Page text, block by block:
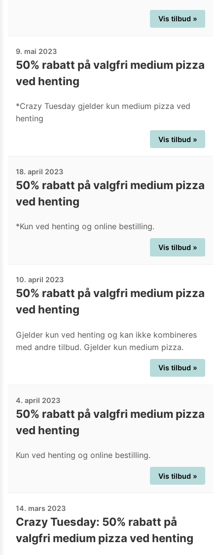
Vis tilbud »
9. mai 2023
50% rabatt på valgfri medium pizza
ved henting
*Crazy Tuesday gjelder kun medium pizza ved
henting
Vis tilbud »
18. april 2023
50% rabatt på valgfri medium pizza
ved henting
*Kun ved henting og online bestilling.
Vis tilbud »
10. april 2023
50% rabatt på valgfri medium pizza
ved henting
Gjelder kun ved henting og kan ikke kombineres
med andre tilbud. Gjelder kun medium pizza.
Vis tilbud »
4. april 2023
50% rabatt på valgfri medium pizza
ved henting
Kun ved henting og online bestilling.
Vis tilbud »
14. mars 2023
Crazy Tuesday: 50% rabatt på
valgfri medium pizza ved henting